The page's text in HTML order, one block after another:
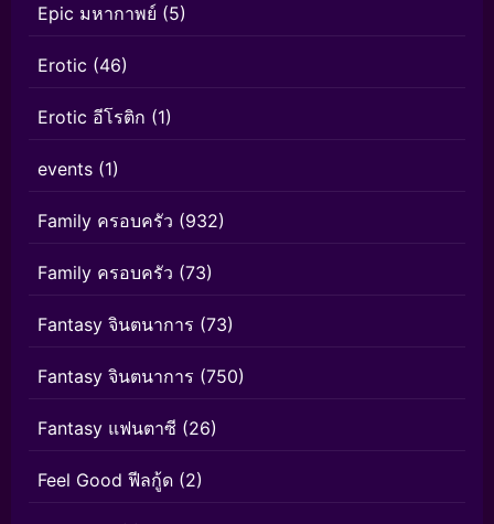
Epic มหากาพย์ (5)
Erotic (46)
Erotic อีโรติก (1)
events (1)
Family ครอบครัว (932)
Family ครอบครัว (73)
Fantasy จินตนาการ (73)
Fantasy จินตนาการ (750)
Fantasy แฟนตาซี (26)
Feel Good ฟีลกู้ด (2)